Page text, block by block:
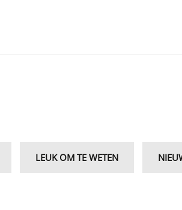
LEUK OM TE WETEN